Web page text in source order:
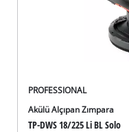
PROFESSIONAL
Akülü Alçıpan Zımpara
TP-DWS 18/225 Li BL Solo